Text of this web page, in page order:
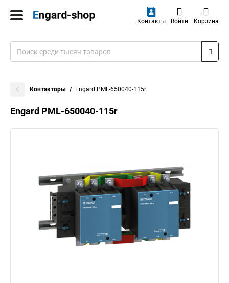
Контакты Войти Корзина
Контакторы Engard PML-650040-115r
Engard PML-650040-115r